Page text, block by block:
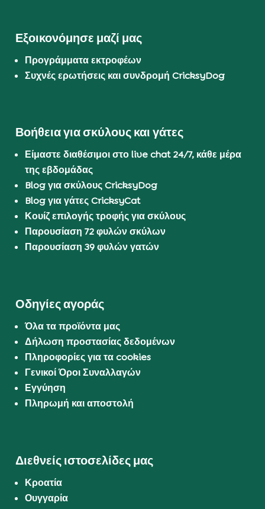
Εξοικονόμησε μαζί μας
Προγράμματα εκτροφέων
Συχνές ερωτήσεις και συνδρομή CricksyDog
Βοήθεια για σκύλους και γάτες
Είμαστε διαθέσιμοι στο live chat 24/7, κάθε μέρα
της εβδομάδας
Blog για σκύλους CricksyDog
Blog για γάτες CricksyCat
Κουίζ επιλογής τροφής για σκύλους
Παρουσίαση 72 φυλών σκύλων
Παρουσίαση 39 φυλών γατών
Οδηγίες αγοράς
Όλα τα προϊόντα μας
Δήλωση προστασίας δεδομένων
Πληροφορίες για τα cookies
Γενικοί Όροι Συναλλαγών
Εγγύηση
Πληρωμή και αποστολή
Διεθνείς ιστοσελίδες μας
Κροατία
Ουγγαρία